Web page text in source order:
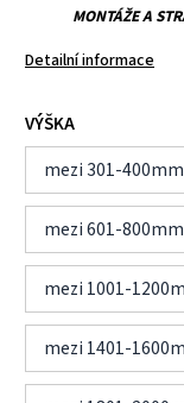
MONTÁŽE A
Detailní informace
VÝŠKA
mezi 301-400mm
mezi 601-800mm
mezi 1001-
mezi 1401-